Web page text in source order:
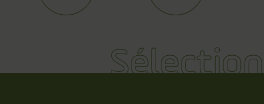
Sélection
Sélection